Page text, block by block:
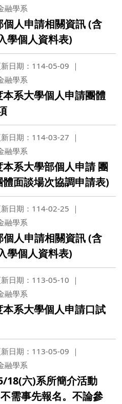
融學系
人申請相關資訊 (含
學個人資料表)
日期：114-05-09
融學系
系大學個人申請團體
日期：114-03-27
融學系
系大學部個人申請 團
面談場次協調申請表)
日期：114-02-25
融學系
人申請相關資訊 (含
學個人資料表)
日期：113-05-10
融學系
系大學個人申請口試
日期：113-05-09
融學系
18(六)系所簡介活動
需事先報名。不論參